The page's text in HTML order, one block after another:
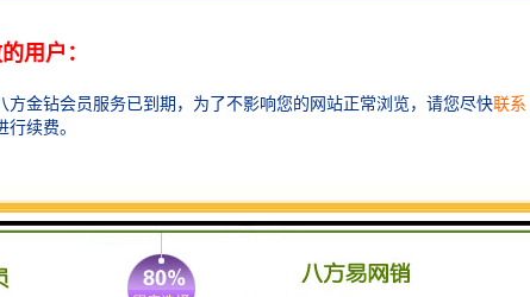
符合严格的电气安全标准，具备过载保护、漏电保护等多重安全机制。
流程应简单明了，方便不同年龄层的用户使用。
定性也至关重要，需要能够适应各种气候条件，保证长期稳定运行。